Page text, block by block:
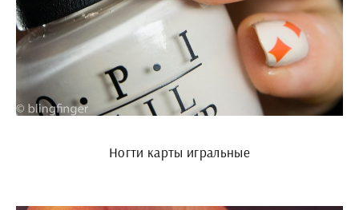
Ногти карты игральные